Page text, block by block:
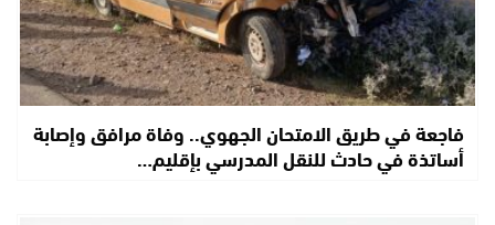
فاجعة في طريق الامتحان الجهوي.. وفاة مرافق وإصابة
أساتذة في حادث للنقل المدرسي بإقليم…